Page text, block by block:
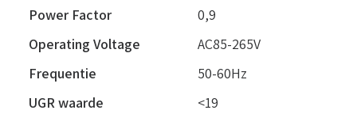
Power Factor
0,9
Operating Voltage
AC85-265V
Frequentie
50-60Hz
UGR waarde
<19